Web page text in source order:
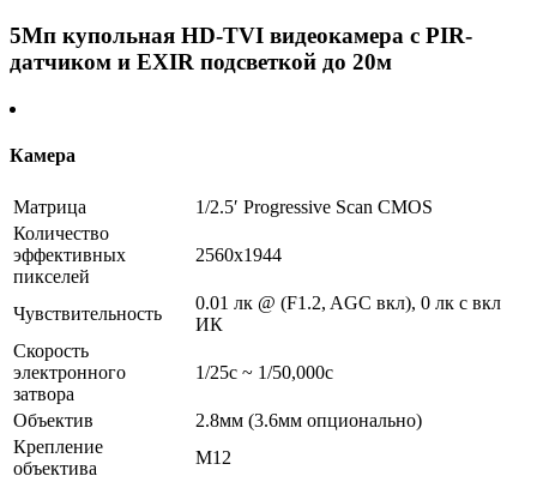
5Мп купольная HD-TVI видеокамера с PIR-
датчиком и EXIR подсветкой до 20м
Камера
Матрица
1/2.5′ Progressive Scan CMOS
Количество
эффективных
пикселей
2560х1944
Чувствительность
0.01 лк @ (F1.2, AGC вкл), 0 лк с вкл
ИК
Скорость
электронного
затвора
1/25с ~ 1/50,000с
Объектив
2.8мм (3.6мм опционально)
Крепление
объектива
М12